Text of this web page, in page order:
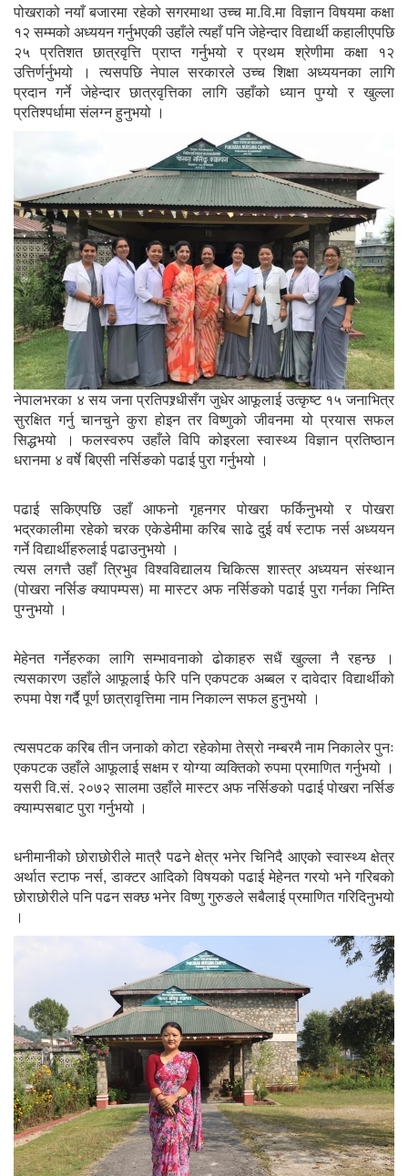
पोखराको नयाँ बजारमा रहेको सगरमाथा उच्च मा.वि.मा विज्ञान विषयमा कक्षा
१२ सम्मको अध्ययन गर्नुभएकी उहाँले त्यहाँ पनि जेहेन्दार विद्यार्थी कहालीएपछि
२५ प्रतिशत छात्रवृत्ति प्राप्त गर्नुभयो र प्रथम श्रेणीमा कक्षा १२
उत्तिर्णर्नुभयो । त्यसपछि नेपाल सरकारले उच्च शिक्षा अध्ययनका लागि
प्रदान गर्ने जेहेन्दार छात्रवृत्तिका लागि उहाँको ध्यान पुग्यो र खुल्ला
प्रतिश्पर्धामा संलग्न हुनुभयो ।
नेपालभरका ४ सय जना प्रतिपश्र्धीसँग जुधेर आफूलाई उत्कृष्ट १५ जनाभित्र
सुरक्षित गर्नु चानचुने कुरा होइन तर विष्णुको जीवनमा यो प्रयास सफल
सिद्धभयो । फलस्वरुप उहाँले विपि कोइरला स्वास्थ्य विज्ञान प्रतिष्ठान
धरानमा ४ वर्षे बिएसी नर्सिङको पढाई पुरा गर्नुभयो ।
पढाई सकिएपछि उहाँ आफनो गृहनगर पोखरा फर्किनुभयो र पोखरा
भद्रकालीमा रहेको चरक एकेडेमीमा करिब साढे दुई वर्ष स्टाफ नर्स अध्ययन
गर्ने विद्यार्थीहरुलाई पढाउनुभयो ।
त्यस लगत्तै उहाँ त्रिभुव विश्वविद्यालय चिकित्स शास्त्र अध्ययन संस्थान
(पोखरा नर्सिङ क्यापम्पस) मा मास्टर अफ नर्सिङको पढाई पुरा गर्नका निम्ति
पुग्नुभयो ।
मेहेनत गर्नेहरुका लागि सम्भावनाको ढोकाहरु सधैं खुल्ला नै रहन्छ ।
त्यसकारण उहाँले आफूलाई फेरि पनि एकपटक अब्बल र दावेदार विद्यार्थीको
रुपमा पेश गर्दै पूर्ण छात्रावृत्तिमा नाम निकाल्न सफल हुनुभयो ।
त्यसपटक करिब तीन जनाको कोटा रहेकोमा तेस्रो नम्बरमै नाम निकालेर पुनः
एकपटक उहाँले आफूलाई सक्षम र योग्या व्यक्तिको रुपमा प्रमाणित गर्नुभयो ।
यसरी वि.सं. २०७२ सालमा उहाँले मास्टर अफ नर्सिङको पढाई पोखरा नर्सिङ
क्याम्पसबाट पुरा गर्नुभयो ।
धनीमानीको छोराछोरीले मात्रै पढने क्षेत्र भनेर चिनिदै आएको स्वास्थ्य क्षेत्र
अर्थात स्टाफ नर्स, डाक्टर आदिको विषयको पढाई मेहेनत गरयो भने गरिबको
छोराछोरीले पनि पढन सक्छ भनेर विष्णु गुरुङले सबैलाई प्रमाणित गरिदिनुभयो
।